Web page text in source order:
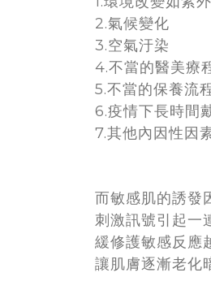
2.氣候變化
3.空氣汙染
4.不當的醫美療
5.不當的保養流
6.疫情下長時間
7.其他內因性因
而敏感肌的誘發
刺激訊號引起一
緩修護敏感反應
讓肌膚逐漸老化